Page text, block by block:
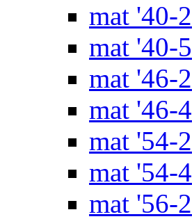
mat '40-2
mat '40-5
mat '46-2
mat '46-4
mat '54-2
mat '54-4
mat '56-2